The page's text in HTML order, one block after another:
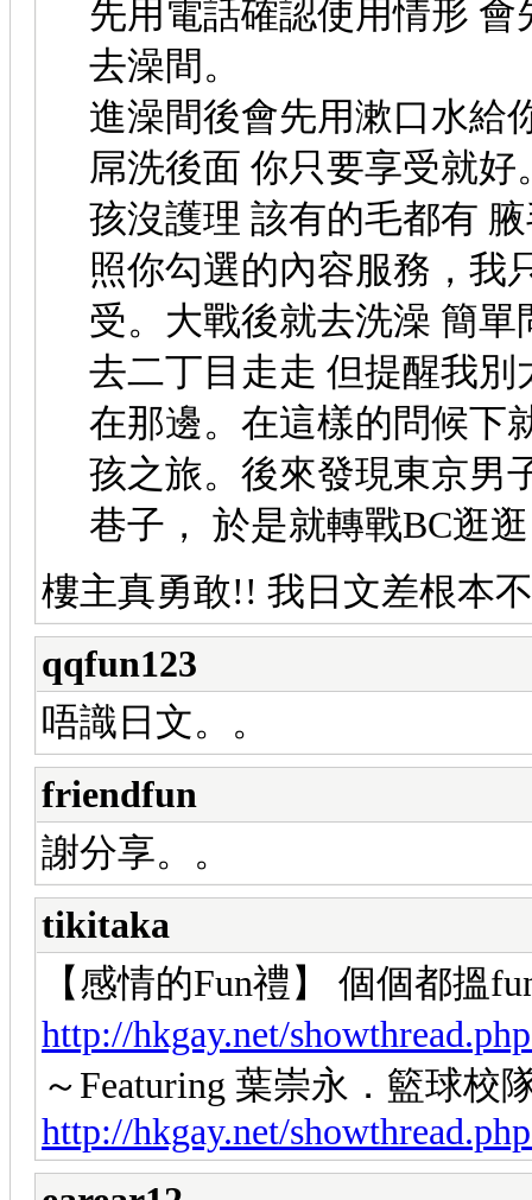
先用電話確認使用情形
去澡間。
進澡間後會先用漱口水給
屌洗後面 你只要享受就
孩沒護理 該有的毛都有
照你勾選的內容服務，我
受。大戰後就去洗澡 簡
去二丁目走走 但提醒我別
在那邊。在這樣的問候下
孩之旅。後來發現東京男
巷子， 於是就轉戰BC逛
樓主真勇敢!! 我日文差根本
qqfun123
唔識日文。。
friendfun
謝分享。。
tikitaka
【感情的Fun禮】 個個都搵
http://hkgay.net/
～Featuring 葉崇永．籃球校
http://hkgay.net/